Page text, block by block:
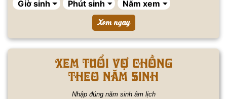
Xem tuổi vợ chồng
theo năm sinh
Nhập đúng năm sinh âm lịch